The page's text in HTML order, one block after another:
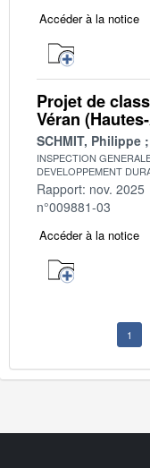
Accéder à la notice
Projet de
Véran
SCHMIT, Philippe
INSPECTION
DEVELOPPEMENT
Rapport: nov. 2025
n°009881-03
Accéder à la notice
1